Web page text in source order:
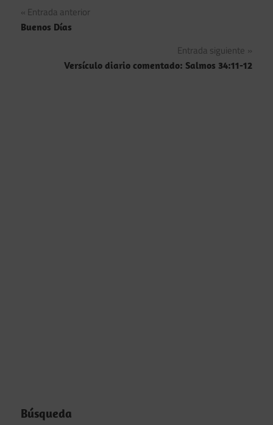
Navegación
de
entradas
Entrada anterior
Buenos Días
Entrada siguiente
Versículo diario comentado: Salmos 34:11-12
Búsqueda